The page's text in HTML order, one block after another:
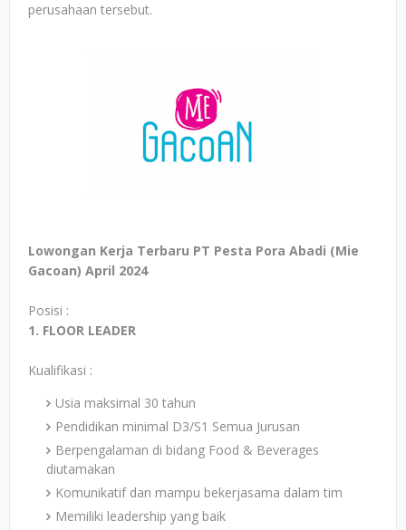
perusahaan tersebut.
Lowongan Kerja Terbaru PT Pesta Pora Abadi (Mie
Gacoan) April 2024
Posisi :
1. FLOOR LEADER
Kualifikasi :
Usia maksimal 30 tahun
Pendidikan minimal D3/S1 Semua Jurusan
Berpengalaman di bidang Food & Beverages
diutamakan
Komunikatif dan mampu bekerjasama dalam tim
Memiliki leadership yang baik